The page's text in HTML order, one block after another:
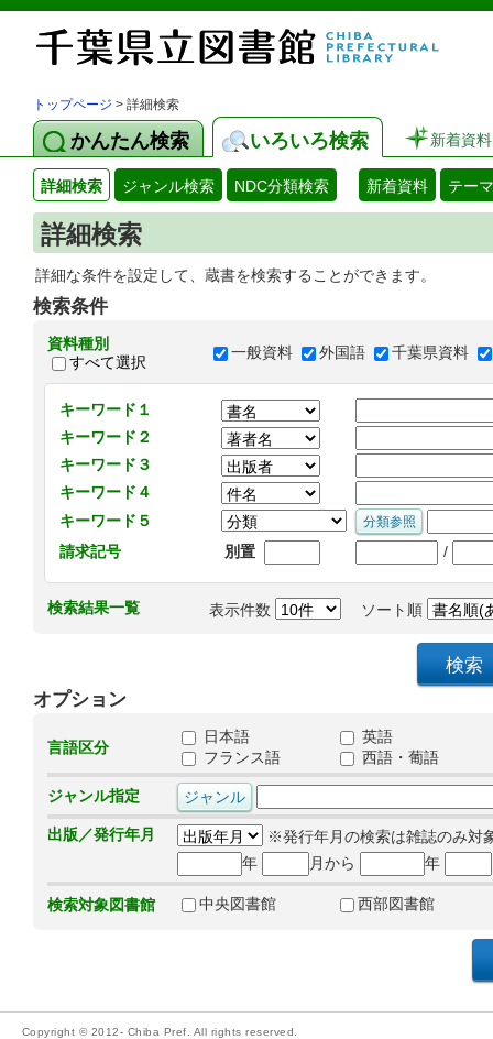
トップページ > 詳細検索
かんたん検索 いろいろ検索 新着資料
詳細検索 ジャンル検索 NDC分類検索 新着資料 テー
詳細検索
詳細な条件を設定して、蔵書を検索することができます。
検索条件
資料種別
すべて選択
一般資料 外国語 千葉県資料
キーワード１
キーワード２
キーワード３
キーワード４
キーワード５
請求記号
別置 /
検索結果一覧 表示件数 ソート順
オプション
言語区分
日本語
英語
フランス語
西語・葡語
ジャンル指定
出版／発行年月
※発行年月の検索は雑誌のみ対
年
月から 年
検索対象図書館 中央図書館 西部図書館
Copyright © 2012- Chiba Pref. All rights reserved.